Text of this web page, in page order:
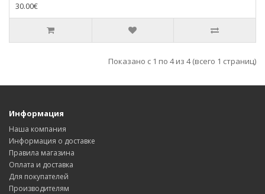
30.00€
Показано с 1 по 4 из 4 (всего 1 страниц)
Информация
Наша компания
Информация о доставке
Правила магазина
Оплата и доставка
Для покупателей
Производителям